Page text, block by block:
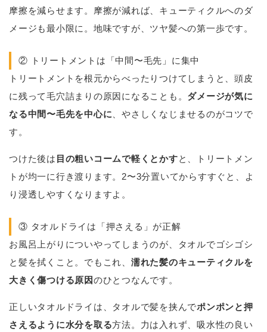
摩擦を減らせます。摩擦が減れば、キューティクルへのダ
メージも最小限に。地味ですが、ツヤ髪への第一歩です。
② トリートメントは「中間〜毛先」に集中
トリートメントを根元からべったりつけてしまうと、頭皮
に残って毛穴詰まりの原因になることも。 ダメージが気に
なる中間〜毛先を中心に 、やさしくなじませるのがコツで
す。
つけた後は 目の粗いコームで軽くとかすと、トリートメン
トが均一に行き渡ります。2〜3分置いてからすすぐと、よ
り浸透しやすくなりますよ。
③ タオルドライは「押さえる」が正解
お風呂上がりについやってしまうのが、タオルでゴシゴシ
と髪を拭くこと。でもこれ、 濡れた髪のキューティクルを
大きく傷つける原因のひとつなんです。
正しいタオルドライは、タオルで髪を挟んでポンポンと押
さえるように水分を取る方法。力は入れず、吸水性の良い